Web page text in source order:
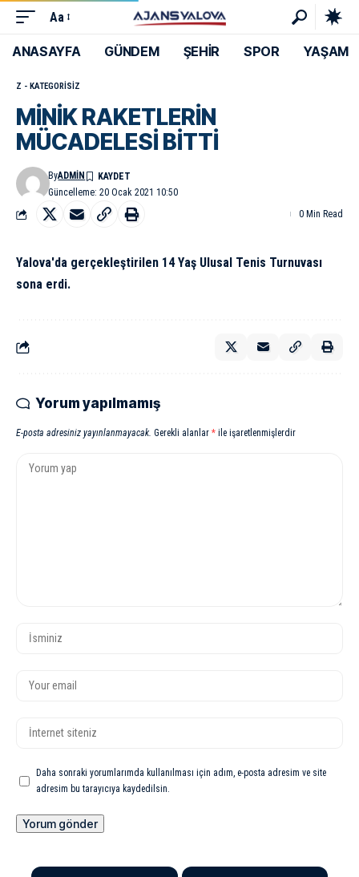
Aa
ANASAYFA GÜNDEM ŞEHİR SPOR YAŞAM
Z - KATEGORISIZ
MİNİK RAKETLERİN
MÜCADELESİ BİTTİ
Güncelleme: 20 Ocak 2021 10:50
ByADMIN
0 Min Read
Yalova'da gerçekleştirilen 14 Yaş Ulusal Tenis Turnuvası
sona erdi.
Yorum yapılmamış
E-posta adresiniz yayınlanmayacak. Gerekli alanlar * ile işaretlenmişlerdir
Daha sonraki yorumlarımda kullanılması için adım, e-posta adresim ve site
adresim bu tarayıcıya kaydedilsin.